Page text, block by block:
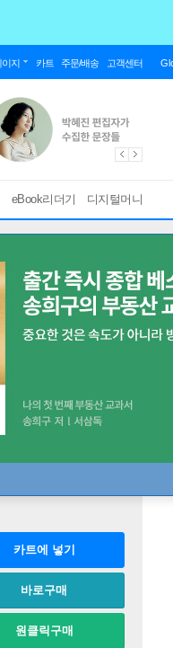
이지 카트 주문/배송 고객센터
eBook리더기 디지털머니
스마트한 PDF 필기 기능을 사
카트에 넣기
바로구매
원클릭구매